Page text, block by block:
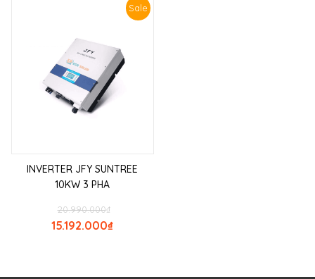
Sale
INVERTER JFY SUNTREE
10KW 3 PHA
₫
20.990.000
₫
15.192.000